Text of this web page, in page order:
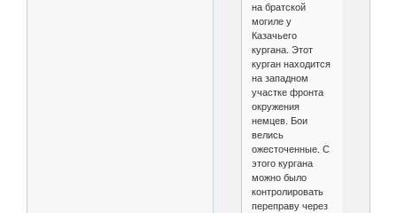
на братской
могиле у
Казачьего
кургана. Этот
курган находится
на западном
участке фронта
окружения
немцев. Бои
велись
ожесточенные. С
этого кургана
можно было
контролировать
переправу через